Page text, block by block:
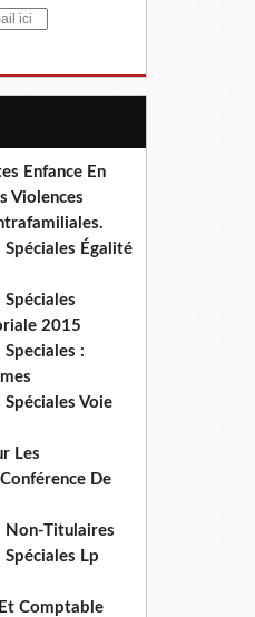
Enfance En
Violences
Égalité
2015
:
Voie
Les
De
Non-Titulaires
Lp
Comptable